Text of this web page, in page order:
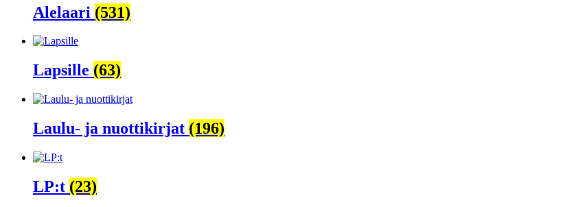
Alelaari (531)
Lapsille (63)
Laulu- ja nuottikirjat (196)
LP:t (23)